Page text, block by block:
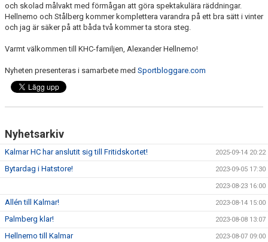
och skolad målvakt med förmågan att göra spektakulära räddningar.
Hellnemo och Stålberg kommer komplettera varandra på ett bra sätt i vinter
och jag är säker på att båda två kommer ta stora steg.
Varmt välkommen till KHC-familjen, Alexander Hellnemo!
Nyheten presenteras i samarbete med Sportbloggare.com
Nyhetsarkiv
Kalmar HC har anslutit sig till Fritidskortet! 2025-09-14 20:22
Bytardag i Hatstore! 2023-09-05 17:30
2023-08-23 16:00
Allén till Kalmar! 2023-08-14 15:00
Palmberg klar! 2023-08-08 13:07
Hellnemo till Kalmar 2023-08-07 09:00